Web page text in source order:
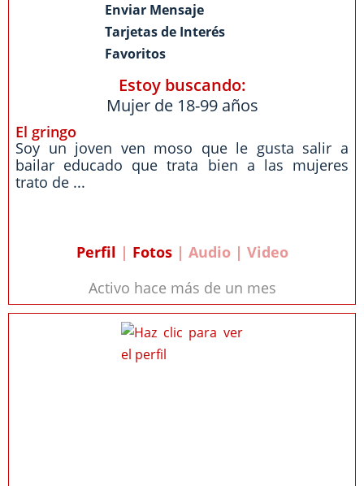
Enviar Mensaje
Tarjetas de Interés
Favoritos
Estoy buscando:
Mujer de 18-99 años
El gringo
Soy un joven ven moso que le gusta salir a
bailar educado que trata bien a las mujeres
trato de ...
Perfil | Fotos| Audio | Video
Activo hace más de un mes